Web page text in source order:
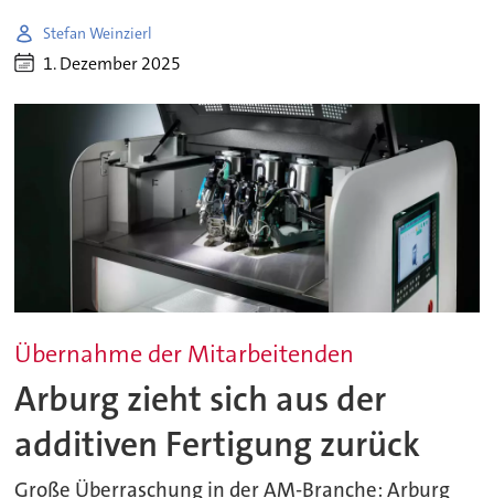
Stefan Weinzierl
1. Dezember 2025
Übernahme der Mitarbeitenden
Arburg zieht sich aus der
additiven Fertigung zurück
Große Überraschung in der AM-Branche: Arburg